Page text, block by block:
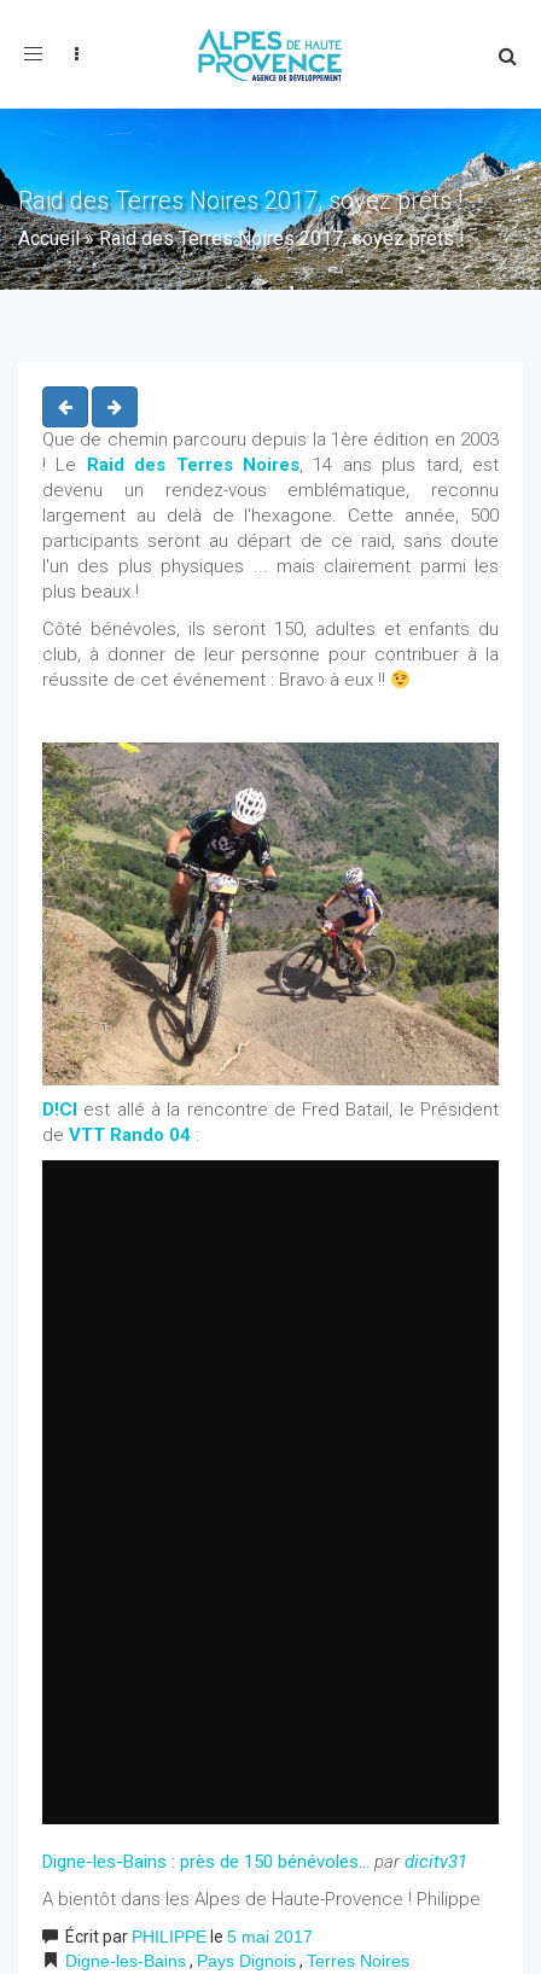
Toggle
Raid des Terres Noires 2017, soyez prêts !
Accueil»Raid des Terres Noires 2017, soyez prêts !
Que de chemin parcouru depuis la 1ère édition en 2003
! Le Raid des Terres Noires, 14 ans plus tard, est
devenu un rendez-vous emblématique, reconnu
largement au delà de l'hexagone. Cette année, 500
participants seront au départ de ce raid, sans doute
l'un des plus physiques ... mais clairement parmi les
plus beaux !
Côté bénévoles, ils seront 150, adultes et enfants du
club, à donner de leur personne pour contribuer à la
réussite de cet événement : Bravo à eux !!
D!CI est allé à la rencontre de Fred Batail, le Président
de VTT Rando 04 :
Digne-les-Bains : près de 150 bénévoles... pardicitv31
A bientôt dans les Alpes de Haute-Provence ! Philippe
Écrit par PHILIPPEle 5 mai 2017
Digne-les-Bains, Pays Dignois, Terres Noires